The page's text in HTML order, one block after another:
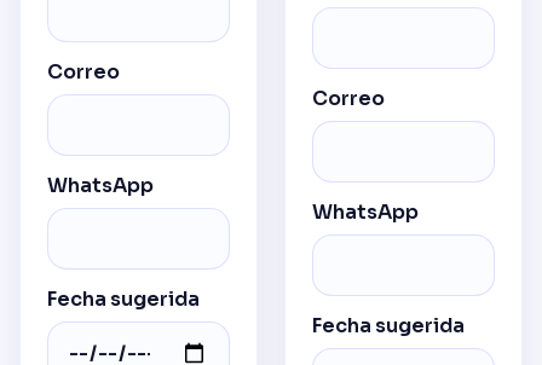
Correo
WhatsApp
Fecha sugerida
Correo
WhatsApp
Fecha sugerida